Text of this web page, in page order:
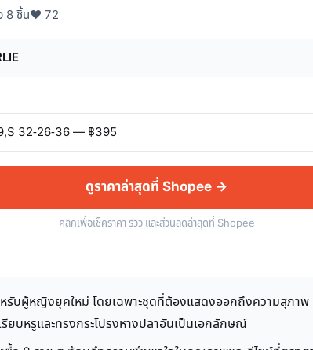
8 ชิ้น♥ 72
ดูราคาล่าสุดที่ Shopee →
คลิกเพื่อเช็คราคา รีวิว และส่วนลดล่าสุดที่ Shopee
รับผู้หญิงยุคใหม่ โดยเฉพาะชุดที่ต้องแสดงออกถึงความสุภา
ยบหรูและทรงกระโปรงหางปลาอันเป็นเอกลักษณ์